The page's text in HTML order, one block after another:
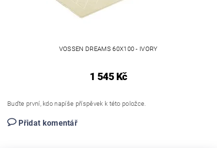
VOSSEN DREAMS 60X100 - IVORY
1 545 Kč
Buďte první, kdo napíše příspěvek k této položce.
Přidat komentář